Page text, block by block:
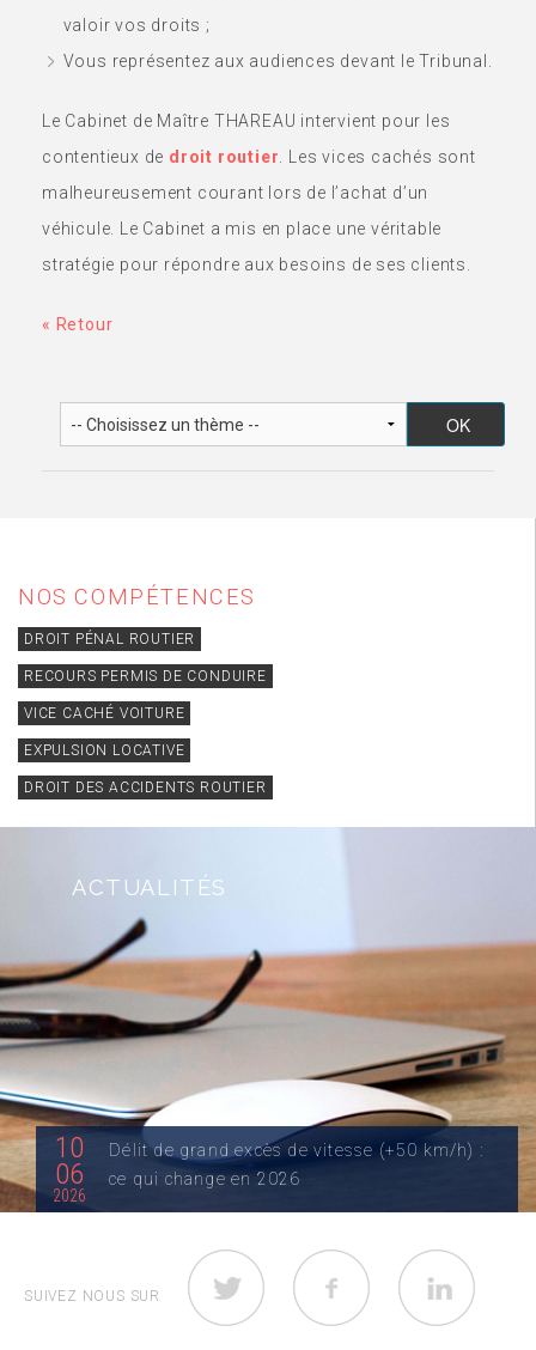
valoir vos droits ;
Vous représentez aux audiences devant le Tribunal.
Le Cabinet de Maître THAREAU intervient pour les
contentieux de droit routier . Les vices cachés sont
malheureusement courant lors de l’achat d’un
véhicule. Le Cabinet a mis en place une véritable
stratégie pour répondre aux besoins de ses clients.
« Retour
NOS COMPÉTENCES
DROIT PÉNAL ROUTIER
RECOURS PERMIS DE CONDUIRE
VICE CACHÉ VOITURE
EXPULSION LOCATIVE
DROIT DES ACCIDENTS ROUTIER
ACTUALITÉS
10
06
2026
Délit de grand excès de vitesse (+50 km/h) :
ce qui change en 2026
(+50 km/h) ? Jusqu’au 29 décembre...
LIRE LA SUITE
SUIVEZ NOUS SUR